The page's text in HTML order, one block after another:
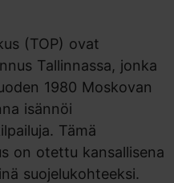
(TOP) ovat
Tallinnassa, jonka
1980 Moskovan
isännöi
Tämä
on otettu kansallisena
suojelukohteeksi.